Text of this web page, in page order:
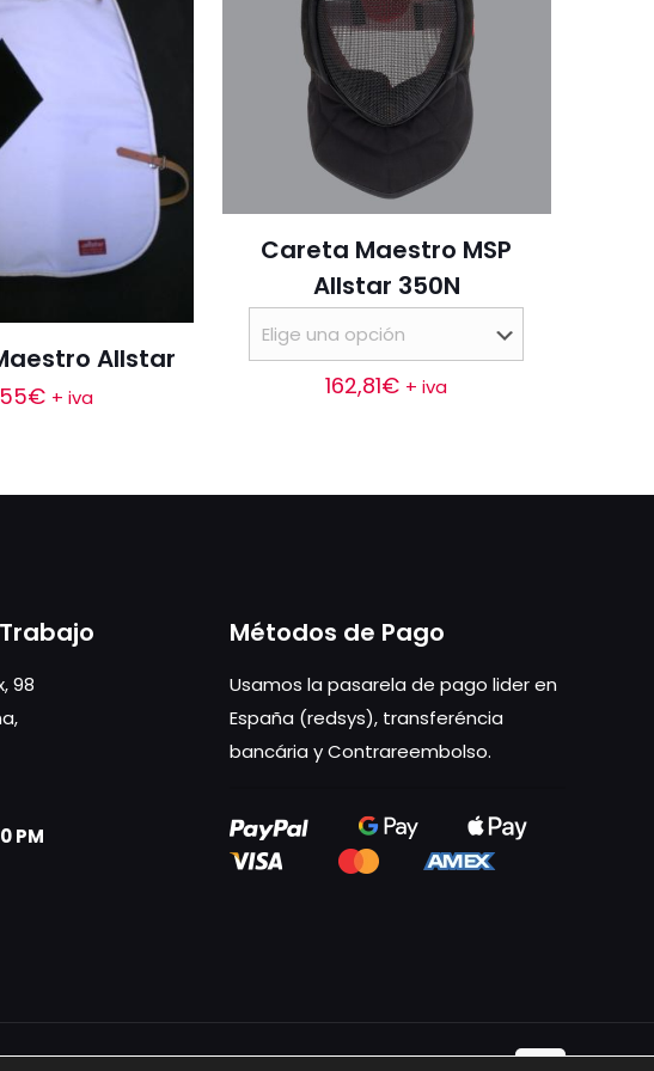
Allstar
€ + iva
Careta Maestro MSP
Allstar 350N
162,81€ + iva
tiene
opciones
pueden
elegir
en
página
98
PM
Métodos de Pago
Usamos la pasarela de pago lider en
España (redsys), transferéncia
bancária y Contrareembolso.